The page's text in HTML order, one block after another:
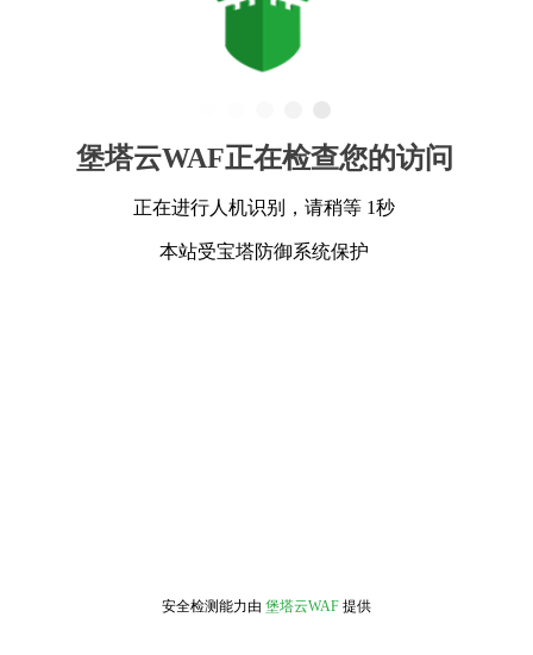
堡塔云WAF正在检查您的访问
正在进行人机识别，请稍等 1秒
本站受宝塔防御系统保护
安全检测能力由 堡塔云WAF 提供